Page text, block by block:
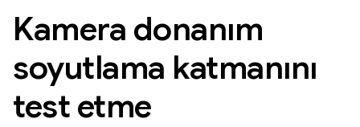
Kamera donanım
soyutlama katmanını
test etme